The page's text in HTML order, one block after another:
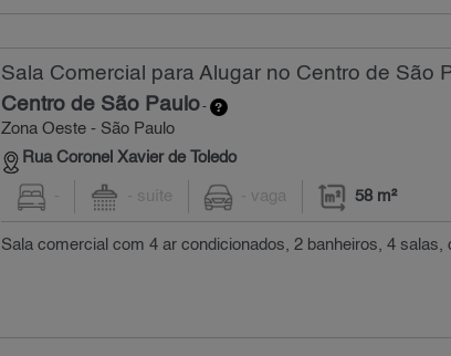
Sala Comercial para Alugar no Centro de São
Centro de São Paulo-
Zona Oeste - São Paulo
Rua Coronel Xavier de Toledo
- - suíte - vaga 58 m²
Sala comercial com 4 ar condicionados, 2 banheiros, 4 salas,